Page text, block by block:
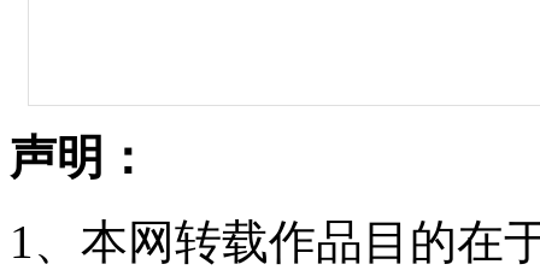
声明：
1、本网转载作品目的在